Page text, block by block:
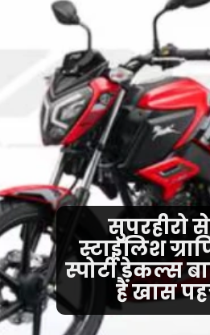
सुपरहीरो से
स्टाइलिश
स्पोर्टी डेकल्स
हैं खास